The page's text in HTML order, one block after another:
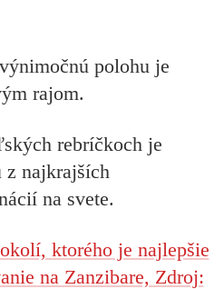
polohu je
rajom.
rebríčkoch je
z najkrajších
na svete.